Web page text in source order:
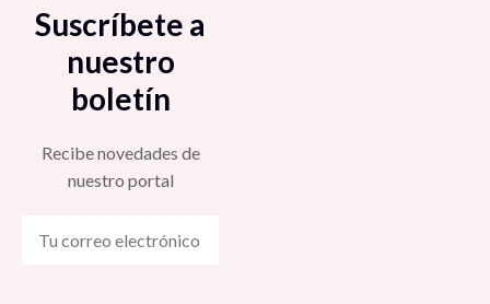
Suscríbete a
nuestro
boletín
Recibe novedades de
nuestro portal